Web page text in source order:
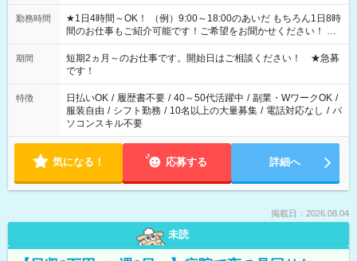
勤務時間
★1日4時間～OK！ （例）9:00～18:00のあいだ もちろん1日8時
間のお仕事もご紹介可能です！ご希望をお聞かせください！ ★
家庭の都合でお休みが必要な場合も遠慮なくご相談ください。
※週最低15時間以上の勤務が必要です
期間
短期2ヵ月～のお仕事です。開始日はご相談ください！ ★急募
です！
特徴 日払いOK / 履歴書不要 / 40～50代活躍中 / 副業・WワークOK /
服装自由 / シフト勤務 / 10名以上の大量募集 / 電話対応なし / パ
ソコンスキル不要
気になる！ 応募する 詳細へ
掲載日：2026.08.04
未読